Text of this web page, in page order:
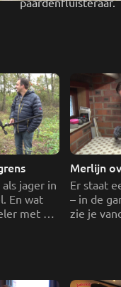
jager in
En wat
met
Merlijn
Er staat
– in de
zie je